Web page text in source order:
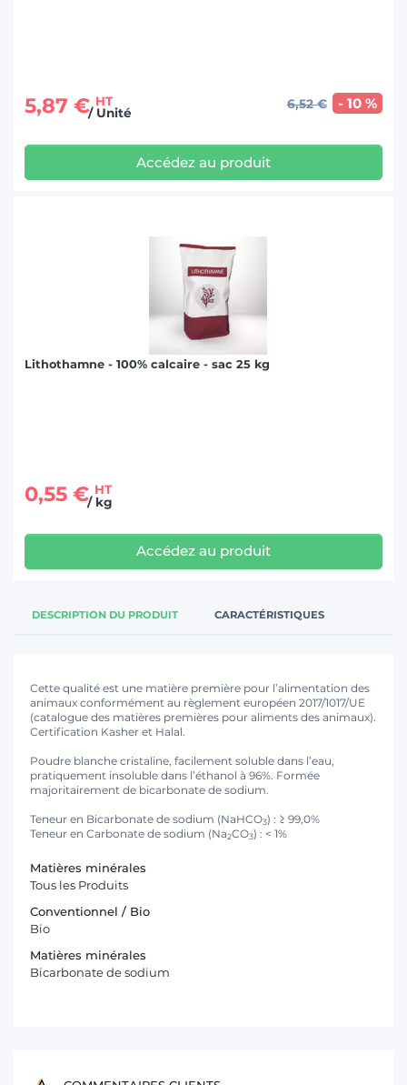
5,87 €HT
/ Unité
6,52 € - 10 %
Accédez au produit
Lithothamne - 100% calcaire - sac 25 kg
0,55 €HT
/ kg
Accédez au produit
DESCRIPTION DU PRODUIT CARACTÉRISTIQUES
Cette qualité est une matière première pour l’alimentation des
animaux conformément au règlement européen 2017/1017/UE
(catalogue des matières premières pour aliments des animaux).
Certification Kasher et Halal.
Poudre blanche cristaline, facilement soluble dans l’eau,
pratiquement insoluble dans l’éthanol à 96%. Formée
majoritairement de bicarbonate de sodium.
Teneur en Bicarbonate de sodium (NaHCO3) : ≥ 99,0%
Teneur en Carbonate de sodium (Na2CO3) : < 1%
Matières minérales
Tous les Produits
Conventionnel / Bio
Bio
Matières minérales
Bicarbonate de sodium